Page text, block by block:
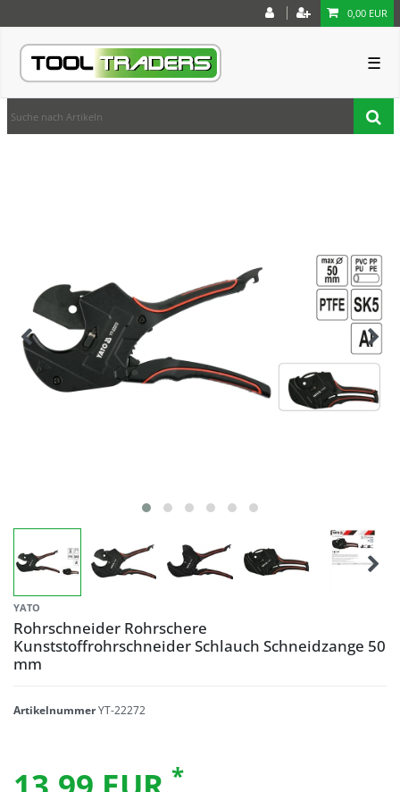
0,00 EUR
☰
YATO
Rohrschneider Rohrschere
Kunststoffrohrschneider Schlauch Schneidzange 50
mm
ArtikelnummerYT-22272
*